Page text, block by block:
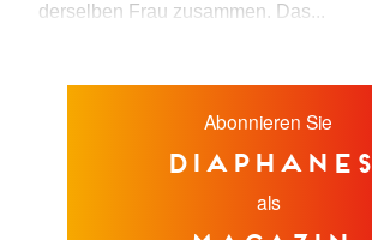
derselben Frau zusammen. Das...
Abonnieren Sie
diaphanes
als